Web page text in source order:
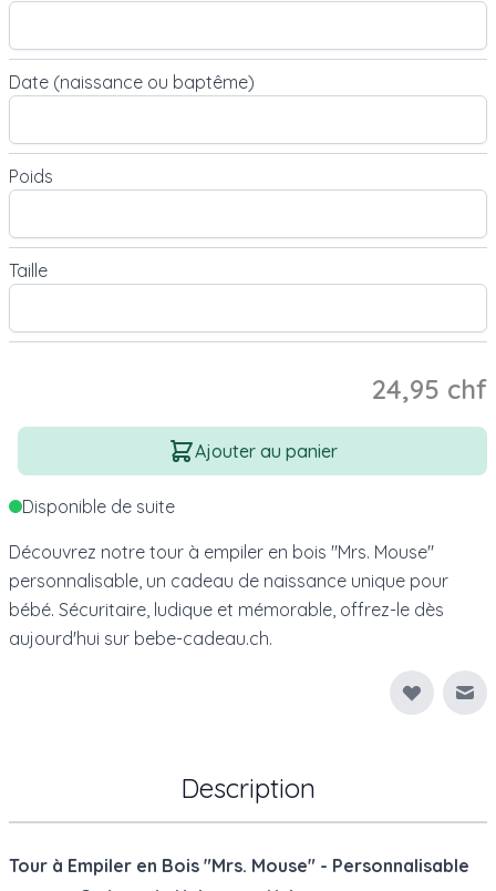
Date (naissance ou baptême)
Poids
Taille
24,95 chf
Quantité
Ajouter au panier
Disponible de suite
Découvrez notre tour à empiler en bois "Mrs. Mouse"
personnalisable, un cadeau de naissance unique pour
bébé. Sécuritaire, ludique et mémorable, offrez-le dès
aujourd'hui sur bebe-cadeau.ch.
Description
Tour à Empiler en Bois "Mrs. Mouse" - Personnalisable